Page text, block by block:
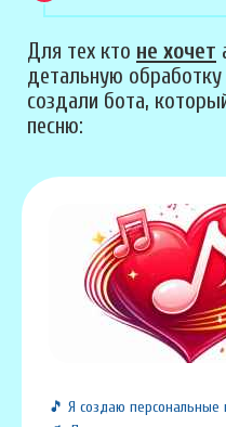
Для тех кто не хочет
детальную
создали бота,
песню:
🎵 Я создаю персональные